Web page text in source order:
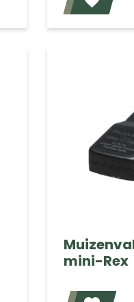
mini-Rex